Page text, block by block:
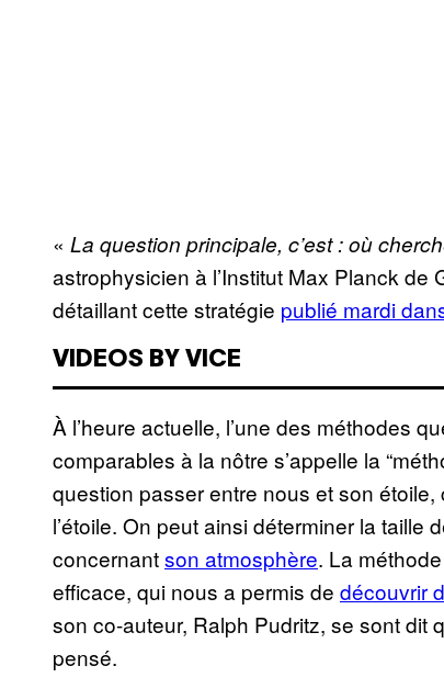
« La question principale, c’est : où
astrophysicien à l’Institut Max Planck de
détaillant cette stratégie publié mardi
VIDEOS BY VICE
À l’heure actuelle, l’une des méthodes
comparables à la nôtre s’appelle la
question passer entre nous et son
l’étoile. On peut ainsi déterminer la
concernantson atmosphère. La
efficace, qui nous a permis de découvrir
son co-auteur, Ralph Pudritz, se sont dit
pensé.